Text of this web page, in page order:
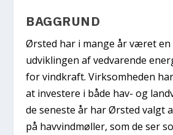
BAGGRUND
Ørsted har i mange år været
udviklingen af vedvarende
for vindkraft. Virksomheden
at investere i både hav- og
de seneste år har Ørsted valgt
på havvindmøller, som de ser